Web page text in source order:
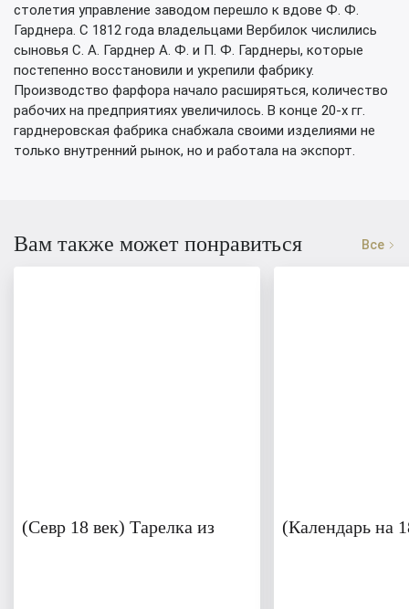
столетия управление заводом перешло к вдове Ф. Ф.
Гарднера. С 1812 года владельцами Вербилок числились
сыновья С. А. Гарднер А. Ф. и П. Ф. Гарднеры, которые
постепенно восстановили и укрепили фабрику.
Производство фарфора начало расширяться, количество
рабочих на предприятиях увеличилось. В конце 20-х гг.
гарднеровская фабрика снабжала своими изделиями не
только внутренний рынок, но и работала на экспорт.
Вам также может понравиться Все
(Севр 18 век) Тарелка из (Календарь на